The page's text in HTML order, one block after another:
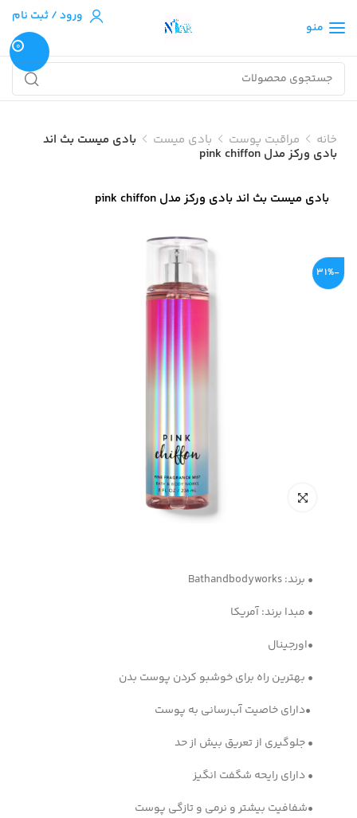
منو
ورود / ثبت نام
0
خانه مراقبت پوست بادی میست بادی میست بث اند
بادی ورکز مدل pink chiffon
-31%
بادی میست بث اند بادی ورکز مدل pink chiffon
• برند: Bathandbodyworks
• مبدا برند: آمریکا
•اورجینال
• بهترین راه برای خوشبو کردن پوست بدن
•دارای خاصیت آب‌رسانی به پوست
• جلوگیری از تعریق بیش از حد
• دارای رایحه شگفت انگیز
•شفافیت بیشتر و نرمی و تازگی پوست